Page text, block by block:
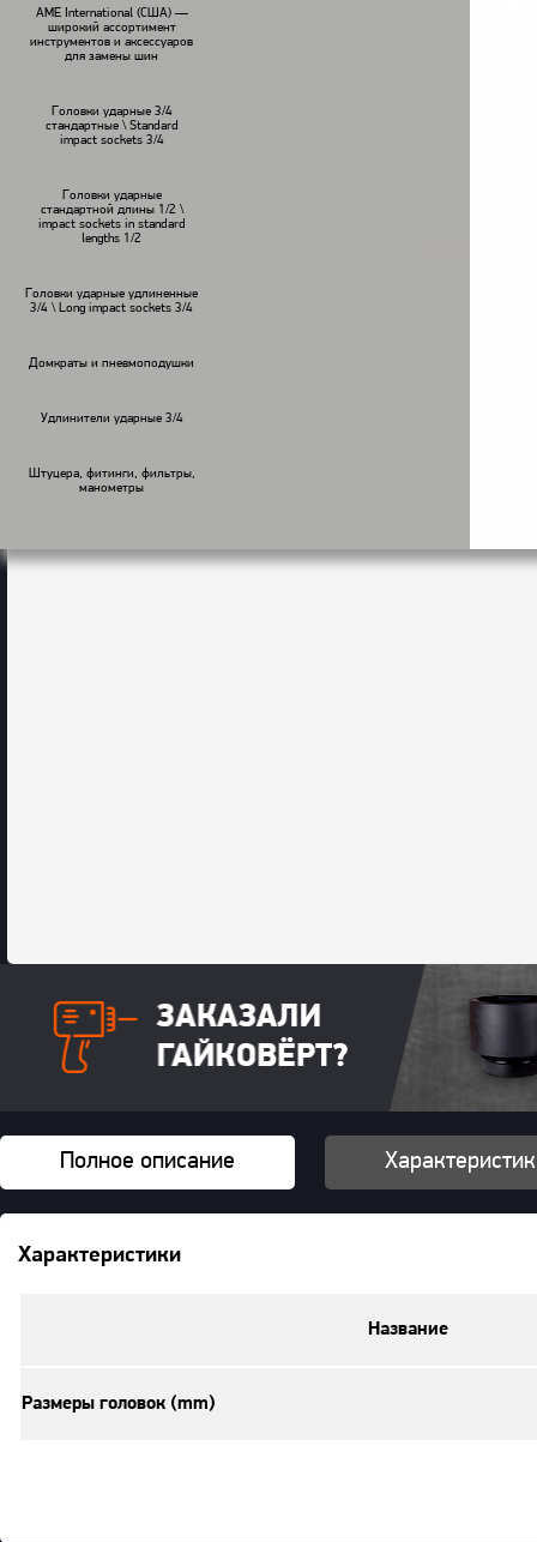
AME International (США) —
широкий ассортимент
инструментов и аксессуаров
для замены шин
Головки ударные 3/4
стандартные \ Standard
impact sockets 3/4
Головки ударные
стандартной длины 1/2 \
impact sockets in standard
lengths 1/2
Головки ударные удлиненные
3/4 \ Long impact sockets 3/4
Домкраты и пневмоподушки
Удлинители ударные 3/4
Штуцера, фитинги, фильтры,
манометры
В наличии
Полное описание
Характеристики
Название
Размеры головок (mm)